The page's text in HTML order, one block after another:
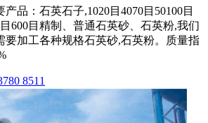
品：石英石子,1020目4070目50100目
目600目精制、普通石英砂、石英粉,我们
要加工各种规格石英砂,石英粉。质量指
8511